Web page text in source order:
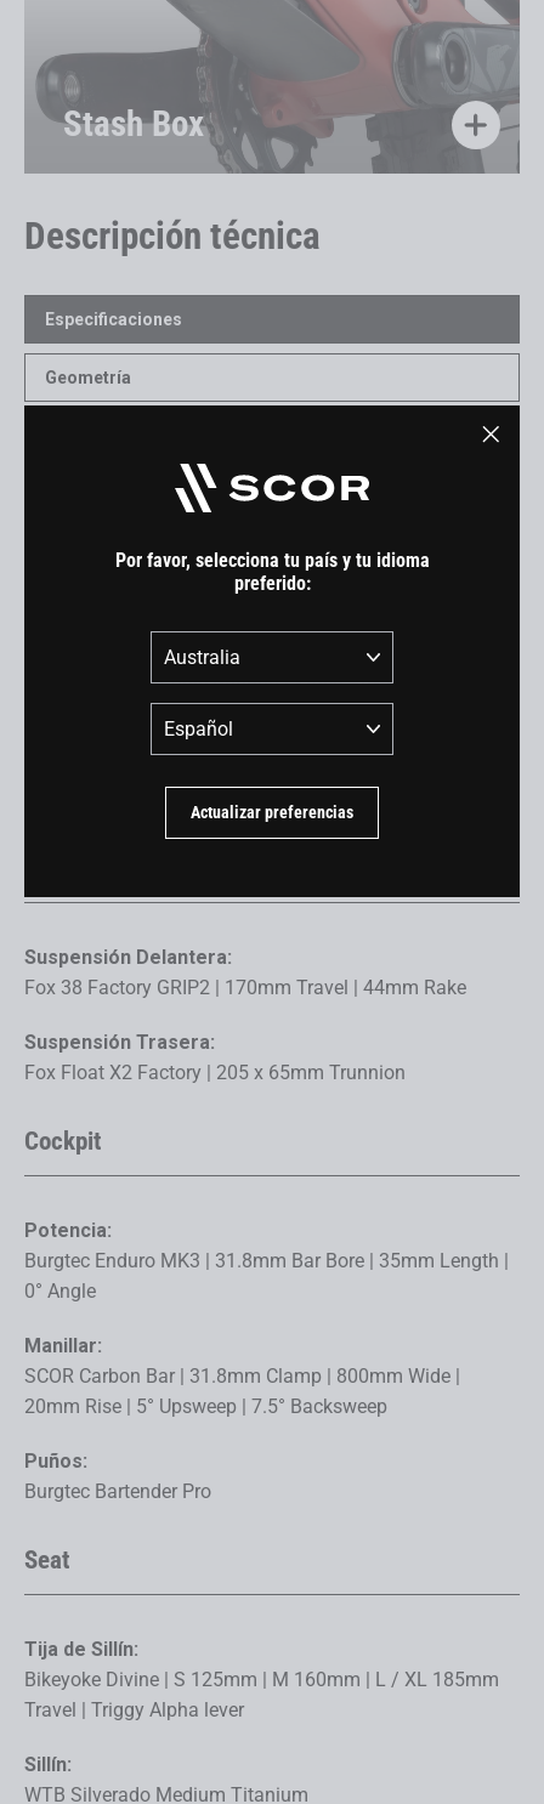
Stash Box
Descripción técnica
Especificaciones
Geometría
Center Linkage | 140 / 160mm Rear Wheel Travel | Fully
Guided Internal Cable Routing | Stash Box | Boost 148 |
SRAM UDH | Lower ISCG 05 Mount / Chainguide
Fox 38 Factory GRIP2 | 170mm Travel | 44mm Rake
Suspensión Delantera:
Fox 38 Factory GRIP2 | 170mm Travel | 44mm Rake
Suspensión Trasera:
Fox Float X2 Factory | 205 x 65mm Trunnion
Cockpit
Potencia:
Burgtec Enduro MK3 | 31.8mm Bar Bore | 35mm Length |
0° Angle
Manillar:
SCOR Carbon Bar | 31.8mm Clamp | 800mm Wide |
20mm Rise | 5° Upsweep | 7.5° Backsweep
Puños:
Burgtec Bartender Pro
Seat
Tija de Sillín:
Bikeyoke Divine | S 125mm | M 160mm | L / XL 185mm
Travel | Triggy Alpha lever
Sillín:
WTB Silverado Medium Titanium
Por favor, selecciona tu país y tu idioma
preferido:
Idioma
Actualizar preferencias